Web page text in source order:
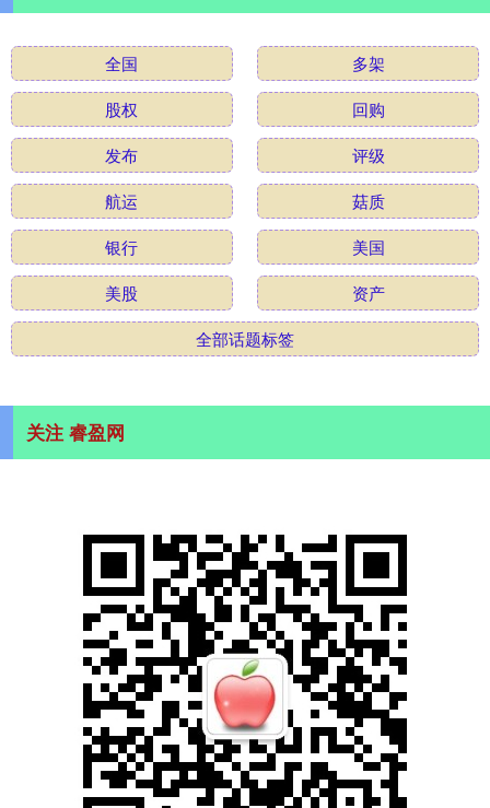
全国
多架
股权
回购
发布
评级
航运
菇质
银行
美国
美股
资产
全部话题标签
关注 睿盈网